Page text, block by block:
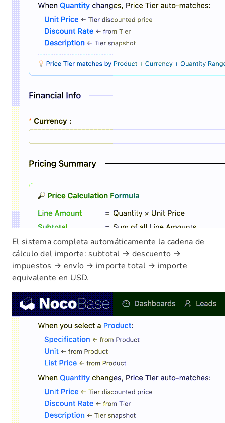
El sistema completa automáticamente la cadena de
cálculo del importe: subtotal → descuento →
impuestos → envío → importe total → importe
equivalente en USD.